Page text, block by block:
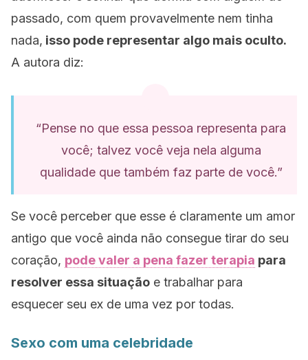
passado, com quem provavelmente nem tinha
nada, isso pode representar algo mais oculto.
A autora diz:
“Pense no que essa pessoa representa para
você; talvez você veja nela alguma
qualidade que também faz parte de você.”
Se você perceber que esse é claramente um amor
antigo que você ainda não consegue tirar do seu
coração, pode valer a pena fazer terapia para
resolver essa situação e trabalhar para
esquecer seu ex de uma vez por todas.
Sexo com uma celebridade